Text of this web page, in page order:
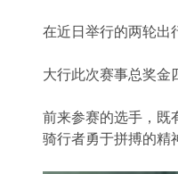
在近日举行的两轮出
大行此次赛事总奖金
前来参赛的选手，既
骑行者勇于拼搏的精